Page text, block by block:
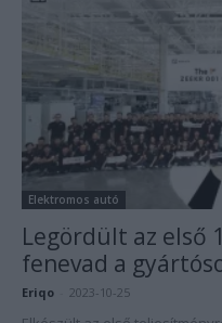
Elektromos autó
Legördült az első
fenevad a
Eriqo 2023-10-25